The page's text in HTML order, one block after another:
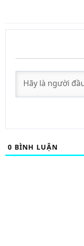
0 BÌNH LUẬN